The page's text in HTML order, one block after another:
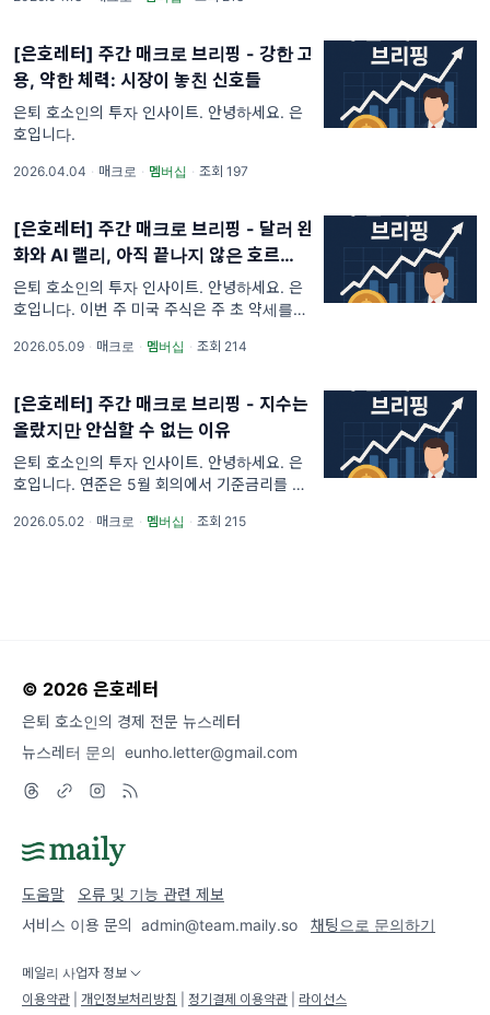
[은호레터] 주간 매크로 브리핑 - 강한 고
용, 약한 체력: 시장이 놓친 신호들
은퇴 호소인의 투자 인사이트. 안녕하세요. 은
호입니다.
2026.04.04 · 매크로 · 멤버십 · 조회 197
[은호레터] 주간 매크로 브리핑 - 달러 완
화와 AI 랠리, 아직 끝나지 않은 호르무즈
리스크
은퇴 호소인의 투자 인사이트. 안녕하세요. 은
호입니다. 이번 주 미국 주식은 주 초 약세를 딛
S&P500과 나스닥은 모두 주간 기준으로 올랐
2026.05.09 · 매크로 · 멤버십 · 조회 214
[은호레터] 주간 매크로 브리핑 - 지수는
올랐지만 안심할 수 없는 이유
은퇴 호소인의 투자 인사이트. 안녕하세요. 은
호입니다. 연준은 5월 회의에서 기준금리를 동
에 일본 외환당국의 대규모 엔화 개입 추정이
2026.05.02 · 매크로 · 멤버십 · 조회 215
© 2026 은호레터
은퇴 호소인의 경제 전문 뉴스레터
뉴스레터 문의 eunho.letter@gmail.com
도움말
오류 및 기능 관련 제보
서비스 이용 문의 admin@team.maily.so 채팅으로 문의하기
메일리 사업자 정보
이용약관
개인정보처리방침 정기결제 이용약관 라이선스